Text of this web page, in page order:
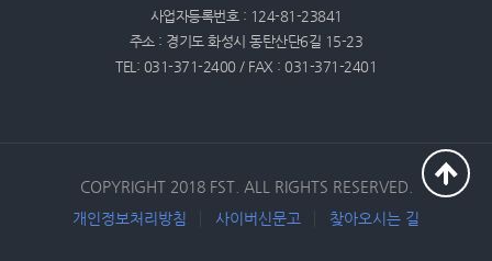
사업자등록번호 : 124-81-23841
주소 : 경기도 화성시 동탄산단6길 15-23
TEL: 031-371-2400 / FAX : 031-371-2401
COPYRIGHT 2018 FST. ALL RIGHTS RESERVED.
개인정보처리방침
사이버신문고 찾아오시는 길